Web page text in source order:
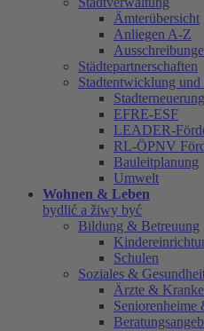
Ämterübersicht
Anliegen A-Z
Städtepartnerschaften
Stadtentwicklung und
EFRE-ESF
LEADER-
RL-ÖPNV
Bauleitplanung
Umwelt
Wohnen & Leben
bydlić a žiwy być
Bildung & Betreuung
Schulen
Soziales &
Ärzte &
Seniorenheime